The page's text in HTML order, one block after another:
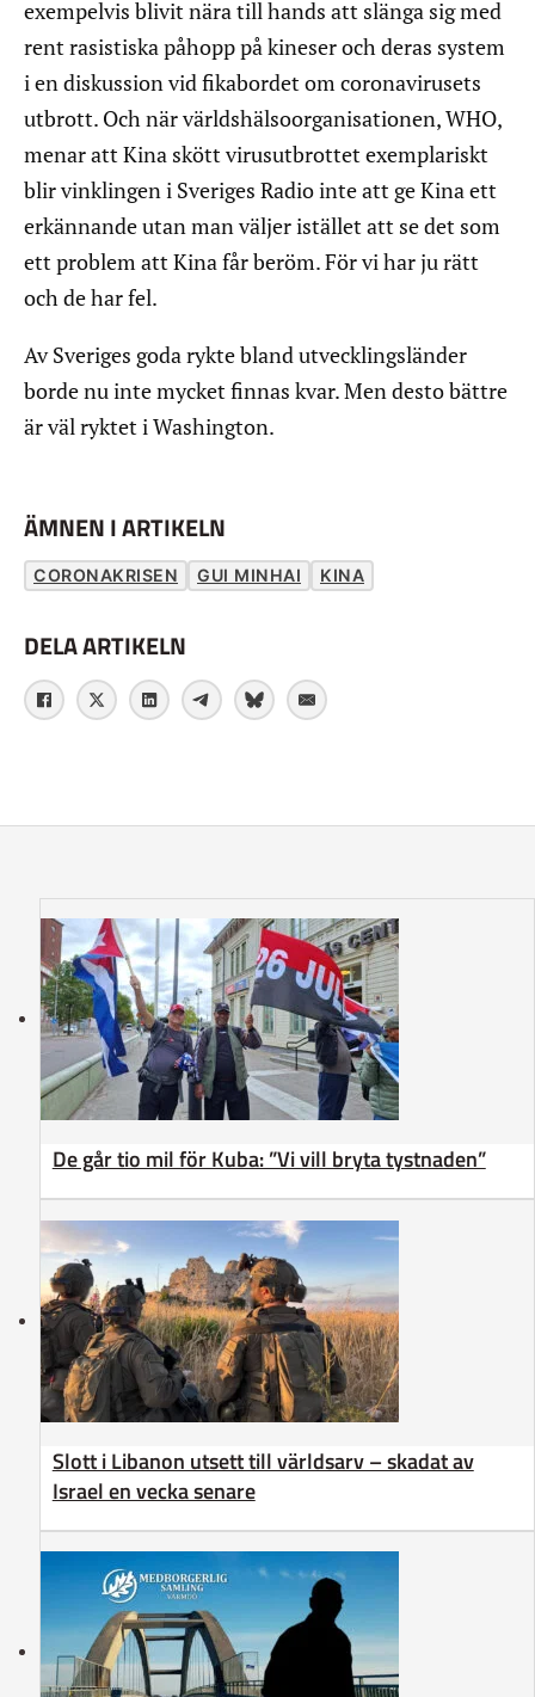
exempelvis blivit nära till hands att slänga sig med
rent rasistiska påhopp på kineser och deras system
i en diskussion vid fikabordet om coronavirusets
utbrott. Och när världshälsoorganisationen, WHO,
menar att Kina skött virusutbrottet exemplariskt
blir vinklingen i Sveriges Radio inte att ge Kina ett
erkännande utan man väljer istället att se det som
ett problem att Kina får beröm. För vi har ju rätt
och de har fel.
Av Sveriges goda rykte bland utvecklingsländer
borde nu inte mycket finnas kvar. Men desto bättre
är väl ryktet i Washington.
ÄMNEN I ARTIKELN
CORONAKRISEN GUI MINHAI KINA
DELA ARTIKELN
De går tio mil för Kuba: ”Vi vill bryta tystnaden”
Slott i Libanon utsett till världsarv – skadat av
Israel en vecka senare